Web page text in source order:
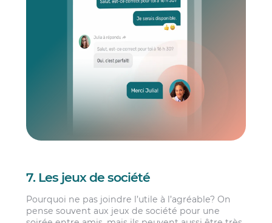
7. Les jeux de société
Pourquoi ne pas joindre l’utile à l’agréable? On
pense souvent aux jeux de société pour une